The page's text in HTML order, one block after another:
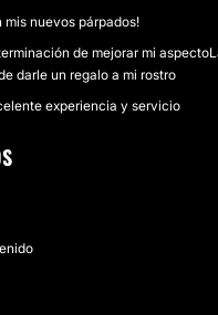
nuevos párpados!
de mejorar mi
darle un regalo a mi rostro
experiencia y servicio